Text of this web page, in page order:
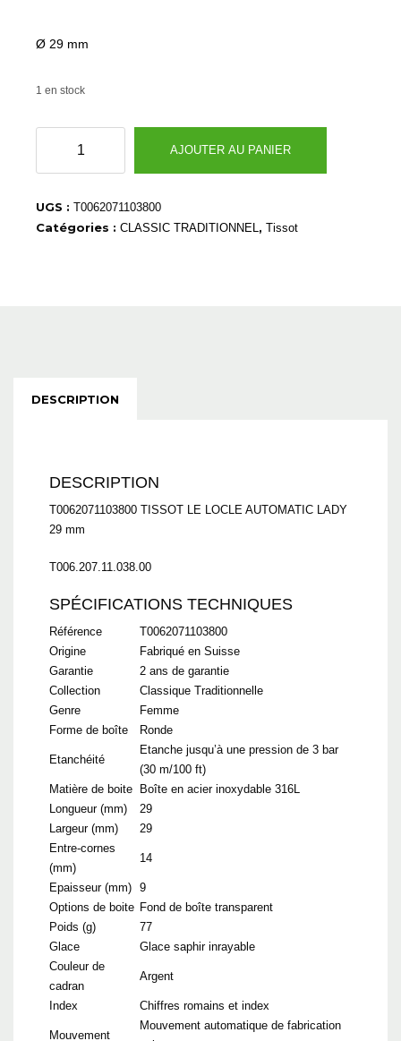
Ø 29 mm
1 en stock
T0062071103800
AJOUTER AU PANIER
UGS : T0062071103800
Catégories : CLASSIC TRADITIONNEL , Tissot
DESCRIPTION
DESCRIPTION
T0062071103800 TISSOT LE LOCLE AUTOMATIC LADY
29 mm
T006.207.11.038.00
SPÉCIFICATIONS TECHNIQUES
Référence
T0062071103800
Origine
Fabriqué en Suisse
Garantie
2 ans de garantie
Collection
Classique Traditionnelle
Genre
Femme
Forme de boîte
Ronde
Etanchéité
Etanche jusqu’à une pression de 3 bar
(30 m/100 ft)
Matière de boite
Boîte en acier inoxydable 316L
Longueur (mm)
29
Largeur (mm)
29
Entre-cornes
(mm)
14
Epaisseur (mm) 9
Options de boite Fond de boîte transparent
Poids (g)
77
Glace
Glace saphir inrayable
Couleur de
cadran
Argent
Index Chiffres romains et index
Mouvement
Mouvement automatique de fabrication